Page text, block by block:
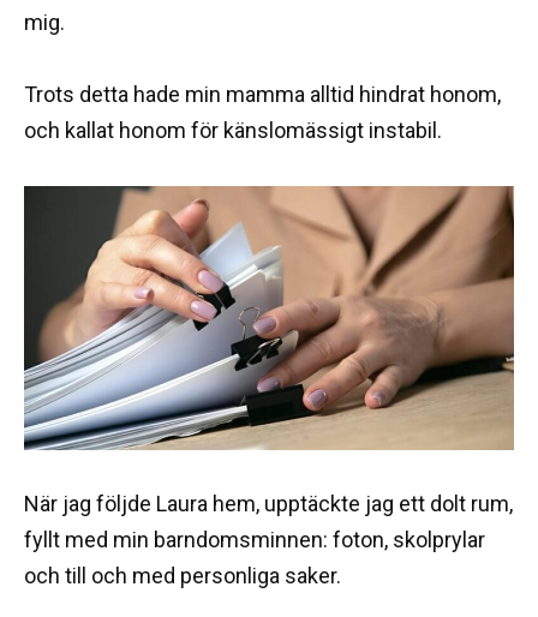
mig.
Trots detta hade min mamma alltid hindrat honom,
och kallat honom för känslomässigt instabil.
När jag följde Laura hem, upptäckte jag ett dolt rum,
fyllt med min barndomsminnen: foton, skolprylar
och till och med personliga saker.